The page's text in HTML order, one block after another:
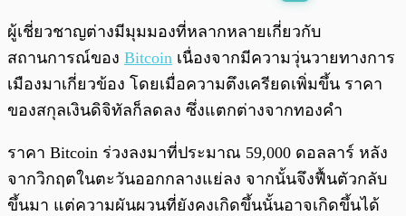
0:00
ผู้เชี่ยวชาญต่างมีมุมมองที่หลากหลายเกี่ยวกับ
สถานการณ์ของ Bitcoin เนื่องจากมีความวุ่นวายทางการ
เมืองมาเกี่ยวข้อง โดยเมื่อความตึงเครียดเพิ่มขึ้น ราคา
ของสกุลเงินดิจิทัลก็ลดลง ซึ่งแตกต่างจากทองคำ
ราคา Bitcoin ร่วงลงมาที่ประมาณ 59,000 ดอลลาร์ หลัง
จากวิกฤตในตะวันออกกลางแย่ลง จากนั้นจึงฟื้นตัวกลับ
ขึ้นมา แต่ความผันผวนที่ยังคงเกิดขึ้นนั้นอาจเกิดขึ้นได้